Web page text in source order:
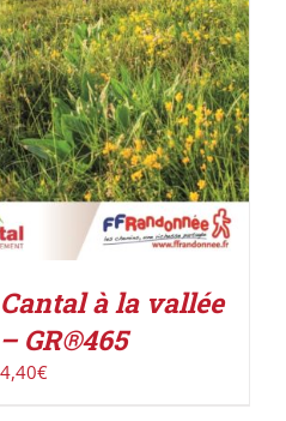
à la vallée
GR®465
€